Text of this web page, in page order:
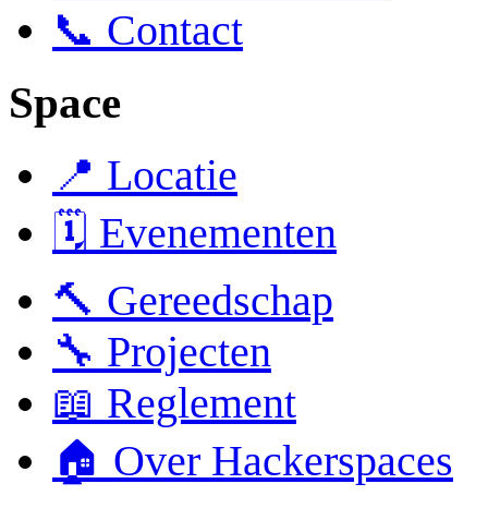
📞 Contact
Space
📍 Locatie
🗓️ Evenementen
🔨 Gereedschap
🔧 Projecten
📖 Reglement
🏠 Over Hackerspaces